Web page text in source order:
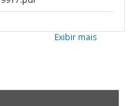
Exibir mais